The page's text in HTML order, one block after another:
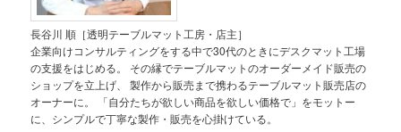
長谷川 順［透明テーブルマット工房・店主］
企業向けコンサルティングをする中で30代のときにデスクマット工場
の支援をはじめる。 その縁でテーブルマットのオーダーメイド販売の
ショップを立上げ、 製作から販売まで携わるテーブルマット販売店の
オーナーに。 「自分たちが欲しい商品を欲しい価格で」をモットー
に、シンプルで丁寧な製作・販売を心掛けている。